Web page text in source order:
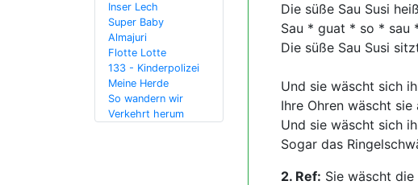
Inser Lech
Super Baby
Almajuri
Flotte Lotte
133 - Kinderpolizei
Meine Herde
So wandern wir
Verkehrt herum
Die süße Sau Susi
Sau * guat * so * sau
Die süße Sau Susi
Und sie wäscht sich
Ihre Ohren wäscht
Und sie wäscht sich
Sogar das
2. Ref: Sie wäscht